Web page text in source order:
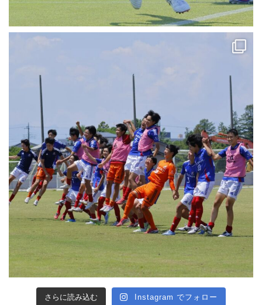
さらに読み込む Instagram でフォロー